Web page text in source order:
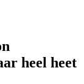
heel heet